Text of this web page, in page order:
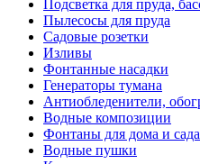
Подсветка для пруда,
Пылесосы для пруда
Садовые розетки
Изливы
Фонтанные насадки
Генераторы тумана
Антиобледенители,
Водные композиции
Фонтаны для дома и сада
Водные пушки